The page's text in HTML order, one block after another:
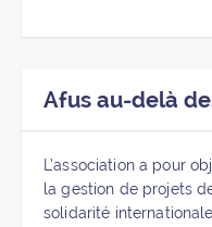
Afus au-delà
L’association a pour
la gestion de projets
solidarité